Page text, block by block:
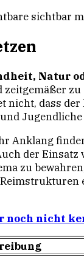
sichtbar
Natur
nicht, dass
Jugendliche
der
zu
noch nicht